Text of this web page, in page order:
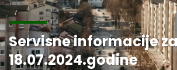
Servisne informacije
18.07.2024.godine